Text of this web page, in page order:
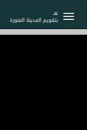
هـ
بتقويم المدينة المنورة